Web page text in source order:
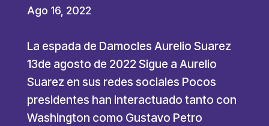
Ago 16, 2022
La espada de Damocles Aurelio Suarez
13de agosto de 2022 Sigue a Aurelio
Suarez en sus redes sociales Pocos
presidentes han interactuado tanto con
Washington como Gustavo Petro